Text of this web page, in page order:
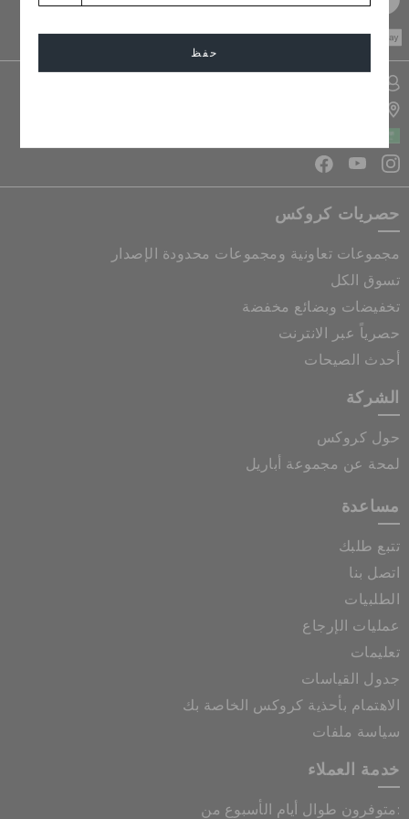
حفظ
CASH ON
حصريات كروكس
مجموعات تعاونية ومجموعات محدودة الإصدار
تسوق الكل
تخفيضات وبضائع مخفضة
حصرياً عبر الانترنت
أحدث الصيحات
الشركة
حول كروكس
لمحة عن مجموعة أباريل
مساعدة
تتبع طلبك
اتصل بنا
الطلبيات
عمليات الإرجاع
تعليمات
جدول القياسات
الاهتمام بأحذية كروكس الخاصة بك
سياسة ملفات
خدمة العملاء
متوفرون طوال أيام الأسبوع من: